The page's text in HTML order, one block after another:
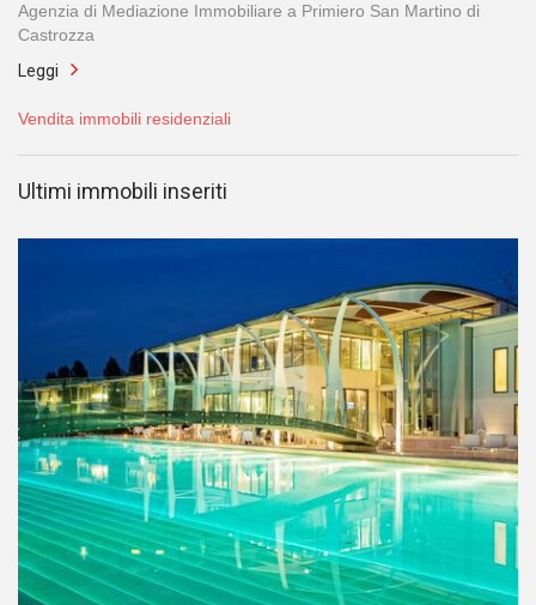
Agenzia di Mediazione Immobiliare a Primiero San Martino di
Castrozza
Leggi
Vendita immobili residenziali
Ultimi immobili inseriti